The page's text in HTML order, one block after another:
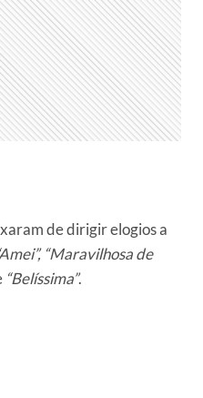
de dirigir elogios a
“Maravilhosa de
“Belíssima”.